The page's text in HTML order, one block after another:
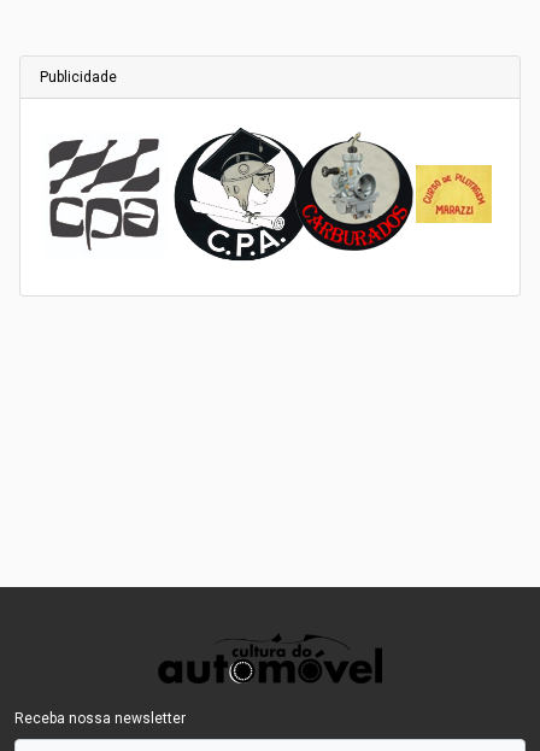
Publicidade
Receba nossa newsletter